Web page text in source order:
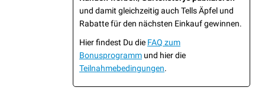
und damit gleichzeitig auch Tells Äpfel und
Rabatte für den nächsten Einkauf gewinnen.
Hier findest Du die FAQ zum
Bonusprogramm und hier die
Teilnahmebedingungen.